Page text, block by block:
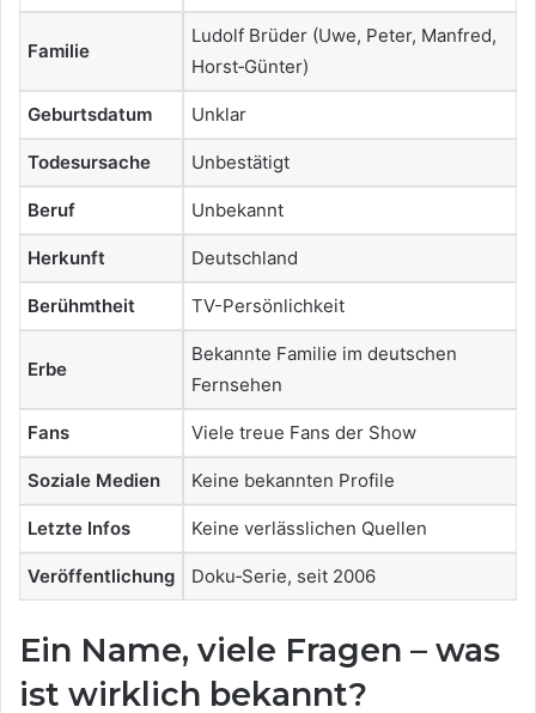
Familie
Ludolf Brüder (Uwe, Peter, Manfred,
Horst‑Günter)
Geburtsdatum Unklar
Todesursache Unbestätigt
Beruf Unbekannt
Herkunft Deutschland
Berühmtheit TV-Persönlichkeit
Erbe
Bekannte Familie im deutschen
Fernsehen
Fans Viele treue Fans der Show
Soziale Medien Keine bekannten Profile
Letzte Infos Keine verlässlichen Quellen
Veröffentlichung Doku‑Serie, seit 2006
Ein Name, viele Fragen – was
ist wirklich bekannt?